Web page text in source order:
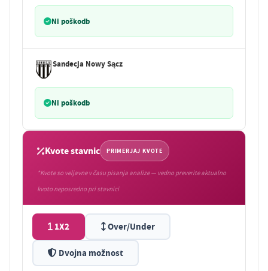
Ni poškodb
Sandecja Nowy Sącz
Ni poškodb
Kvote stavnic PRIMERJAJ KVOTE
*Kvote so veljavne v času pisanja analize — vedno preverite aktualno
kvoto neposredno pri stavnici
1X2 Over/Under
Dvojna možnost